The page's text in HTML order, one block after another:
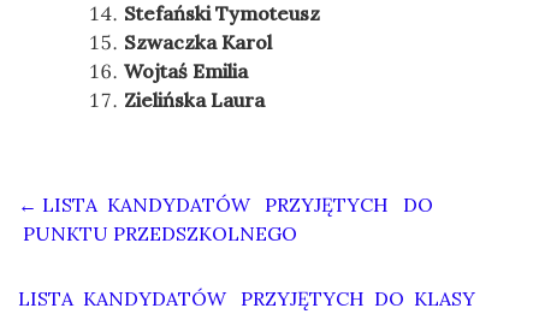
Stefański Tymoteusz
Szwaczka Karol
Wojtaś Emilia
Zielińska Laura
← LISTA KANDYDATÓW PRZYJĘTYCH DO
PUNKTU PRZEDSZKOLNEGO
LISTA KANDYDATÓW PRZYJĘTYCH DO KLASY